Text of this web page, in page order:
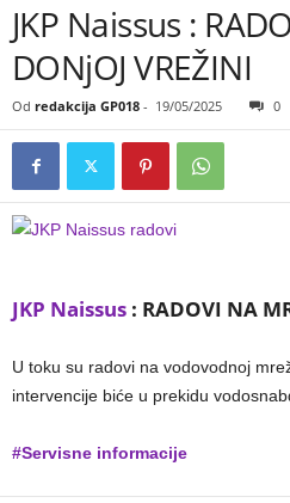
JKP Naissus :
DONjOJ VREŽINI
Od redakcija GP018 - 19/05/2025 0
JKP Naissus : RADOVI NA
U toku su radovi na vodovodnoj
intervencije biće u prekidu
#Servisne informacije